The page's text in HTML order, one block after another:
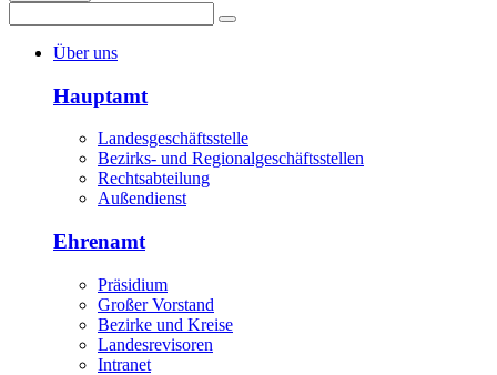
Über uns
Hauptamt
Landesgeschäftsstelle
Bezirks- und Regionalgeschäftsstellen
Rechtsabteilung
Außendienst
Ehrenamt
Präsidium
Großer Vorstand
Bezirke und Kreise
Landesrevisoren
Intranet